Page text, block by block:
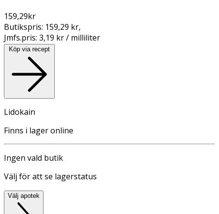
159,29kr
Butikspris: 159,29 kr,
Jmfs.pris: 3,19 kr / milliliter
Köp via recept
Lidokain
Finns i lager online
Ingen vald butik
Välj för att se lagerstatus
Välj apotek